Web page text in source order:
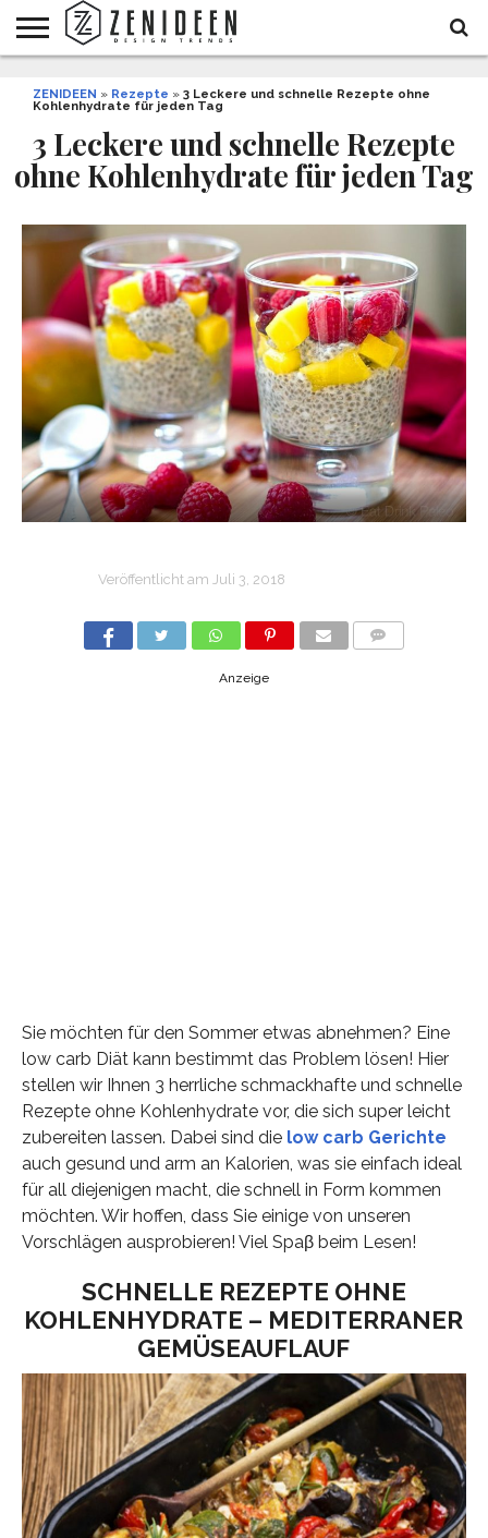
INNENDESIGN
ARCHITEKTUR
GARTEN
UND
LIFESTYLE
DEKO
&
DIY
STYLE
REZEPTE
GESUNDHEIT
WEIHNACHTEN
ZENIDEEN » Rezepte » 3 Leckere und schnelle Rezepte ohne
Kohlenhydrate für jeden Tag
3 Leckere und schnelle Rezepte
ohne Kohlenhydrate für jeden Tag
Veröffentlicht am Juli 3, 2018
Anzeige
Sie möchten für den Sommer etwas abnehmen? Eine
low carb Diät kann bestimmt das Problem lösen! Hier
stellen wir Ihnen 3 herrliche schmackhafte und schnelle
Rezepte ohne Kohlenhydrate vor, die sich super leicht
zubereiten lassen. Dabei sind die low carb Gerichte
auch gesund und arm an Kalorien, was sie einfach ideal
für all diejenigen macht, die schnell in Form kommen
möchten. Wir hoffen, dass Sie einige von unseren
Vorschlägen ausprobieren! Viel Spaβ beim Lesen!
SCHNELLE REZEPTE OHNE
KOHLENHYDRATE – MEDITERRANER
GEMÜSEAUFLAUF